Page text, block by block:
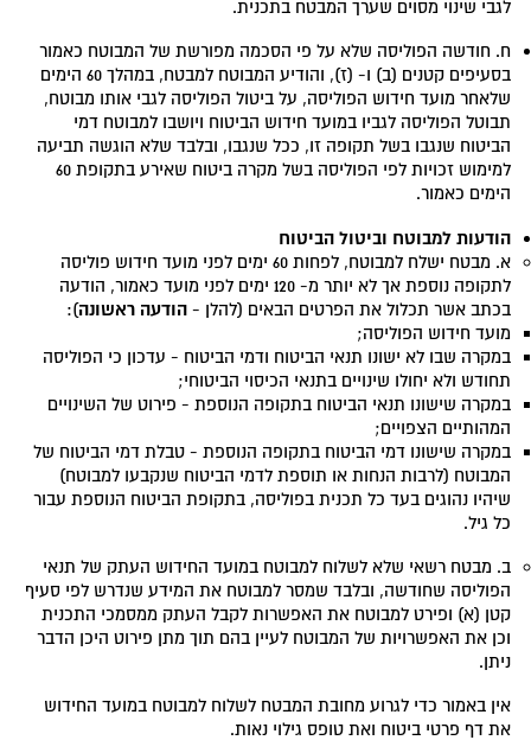
לגבי שינוי מסוים שערך המבטח בתכנית.
ח. חודשה הפוליסה שלא על פי הסכמה מפורשת של המבוטח כאמור
בסעיפים קטנים (ב) ו- (ז), והודיע המבוטח למבטח, במהלך 60 הימים
שלאחר מועד חידוש הפוליסה, על ביטול הפוליסה לגבי אותו מבוטח,
תבוטל הפוליסה לגביו במועד חידוש הביטוח ויושבו למבוטח דמי
הביטוח שנגבו בשל תקופה זו, ככל שנגבו, ובלבד שלא הוגשה תביעה
למימוש זכויות לפי הפוליסה בשל מקרה ביטוח שאירע בתקופת 60
הימים כאמור.
הודעות למבוטח וביטול הביטוח
א. מבטח ישלח למבוטח, לפחות 60 ימים לפני מועד חידוש פוליסה
לתקופה נוספת אך לא יותר מ- 120 ימים לפני מועד כאמור, הודעה
בכתב אשר תכלול את הפרטים הבאים (להלן -הודעה ראשונה):
מועד חידוש הפוליסה;
במקרה שבו לא ישונו תנאי הביטוח ודמי הביטוח - עדכון כי הפוליסה
תחודש ולא יחולו שינויים בתנאי הכיסוי הביטוחי;
במקרה שישונו תנאי הביטוח בתקופה הנוספת - פירוט של השינויים
המהותיים הצפויים;
במקרה שישונו דמי הביטוח בתקופה הנוספת - טבלת דמי הביטוח של
המבוטח (לרבות הנחות או תוספת לדמי הביטוח שנקבעו למבוטח)
שיהיו נהוגים בעד כל תכנית בפוליסה, בתקופת הביטוח הנוספת עבור
כל גיל.
ב. מבטח רשאי שלא לשלוח למבוטח במועד החידוש העתק של תנאי
הפוליסה שחודשה, ובלבד שמסר למבוטח את המידע שנדרש לפי סעיף
קטן (א) ופירט למבוטח את האפשרות לקבל העתק ממסמכי התכנית
וכן את האפשרויות של המבוטח לעיין בהם תוך מתן פירוט היכן הדבר
ניתן.
אין באמור כדי לגרוע מחובת המבטח לשלוח למבוטח במועד החידוש
את דף פרטי ביטוח ואת טופס גילוי נאות.